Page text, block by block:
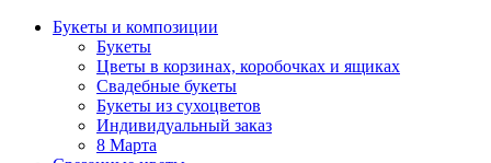
Букеты и композиции
Букеты
Цветы в корзинах, коробочках и ящиках
Свадебные букеты
Букеты из сухоцветов
Индивидуальный заказ
8 Марта